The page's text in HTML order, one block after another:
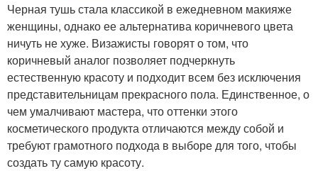
Черная тушь стала классикой в ежедневном макияже
женщины, однако ее альтернатива коричневого цвета
ничуть не хуже. Визажисты говорят о том, что
коричневый аналог позволяет подчеркнуть
естественную красоту и подходит всем без исключения
представительницам прекрасного пола. Единственное, о
чем умалчивают мастера, что оттенки этого
косметического продукта отличаются между собой и
требуют грамотного подхода в выборе для того, чтобы
создать ту самую красоту.